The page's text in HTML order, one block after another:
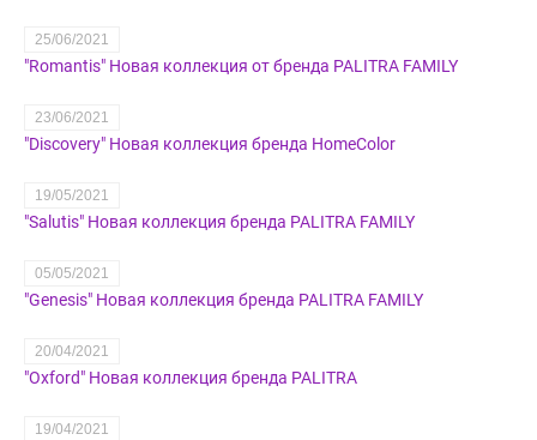
25/06/2021
"Romantis" Новая коллекция от бренда PALITRA FAMILY
23/06/2021
"Discovery" Новая коллекция бренда HomeColor
19/05/2021
"Salutis" Новая коллекция бренда PALITRA FAMILY
05/05/2021
"Genesis" Новая коллекция бренда PALITRA FAMILY
20/04/2021
"Oxford" Новая коллекция бренда PALITRA
19/04/2021